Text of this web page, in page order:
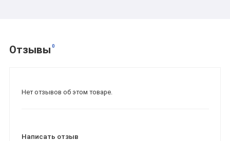
Отзывы 0
Нет отзывов об этом товаре.
Написать отзыв